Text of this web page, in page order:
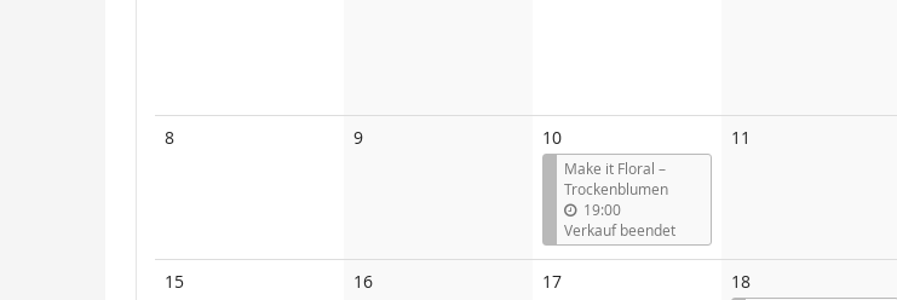
8Keine
9Keine
10
Make it Floral –
Trockenblumen
19:00
Verkauf beendet
11
15Keine
16Keine
17Keine
18